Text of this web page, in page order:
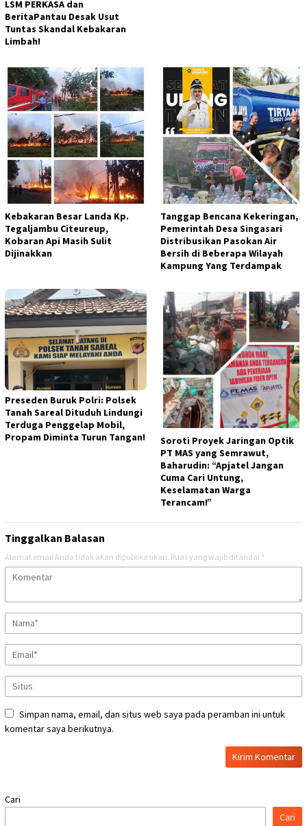
LSM PERKASA dan
BeritaPantau Desak Usut
Tuntas Skandal Kebakaran
Limbah!
Kebakaran Besar Landa Kp.
Tegaljambu Citeureup,
Kobaran Api Masih Sulit
Dijinakkan
Tanggap Bencana Kekeringan,
Pemerintah Desa Singasari
Distribusikan Pasokan Air
Bersih di Beberapa Wilayah
Kampung Yang Terdampak
Preseden Buruk Polri: Polsek
Tanah Sareal Dituduh Lindungi
Terduga Penggelap Mobil,
Propam Diminta Turun Tangan!
Soroti Proyek Jaringan Optik
PT MAS yang Semrawut,
Baharudin: “Apjatel Jangan
Cuma Cari Untung,
Keselamatan Warga
Terancam!”
Tinggalkan Balasan
Alamat email Anda tidak akan dipublikasikan. Ruas yang wajib ditandai *
Simpan nama, email, dan situs web saya pada peramban ini untuk
komentar saya berikutnya.
Cari
Cari